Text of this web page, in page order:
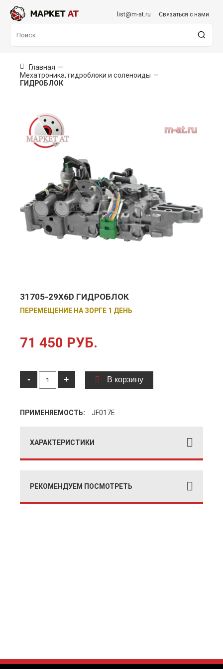
list@m-at.ru Связаться с нами
Главная —
Мехатроника, гидроблоки и соленоиды —
ГИДРОБЛОК
31705-29X6D ГИДРОБЛОК
ПЕРЕМЕЩЕНИЕ НА ЗОРГЕ 1 ДЕНЬ
71 450 РУБ.
- + В корзину
ПРИМЕНЯЕМОСТЬ: JF017E
ХАРАКТЕРИСТИКИ
РЕКОМЕНДУЕМ ПОСМОТРЕТЬ